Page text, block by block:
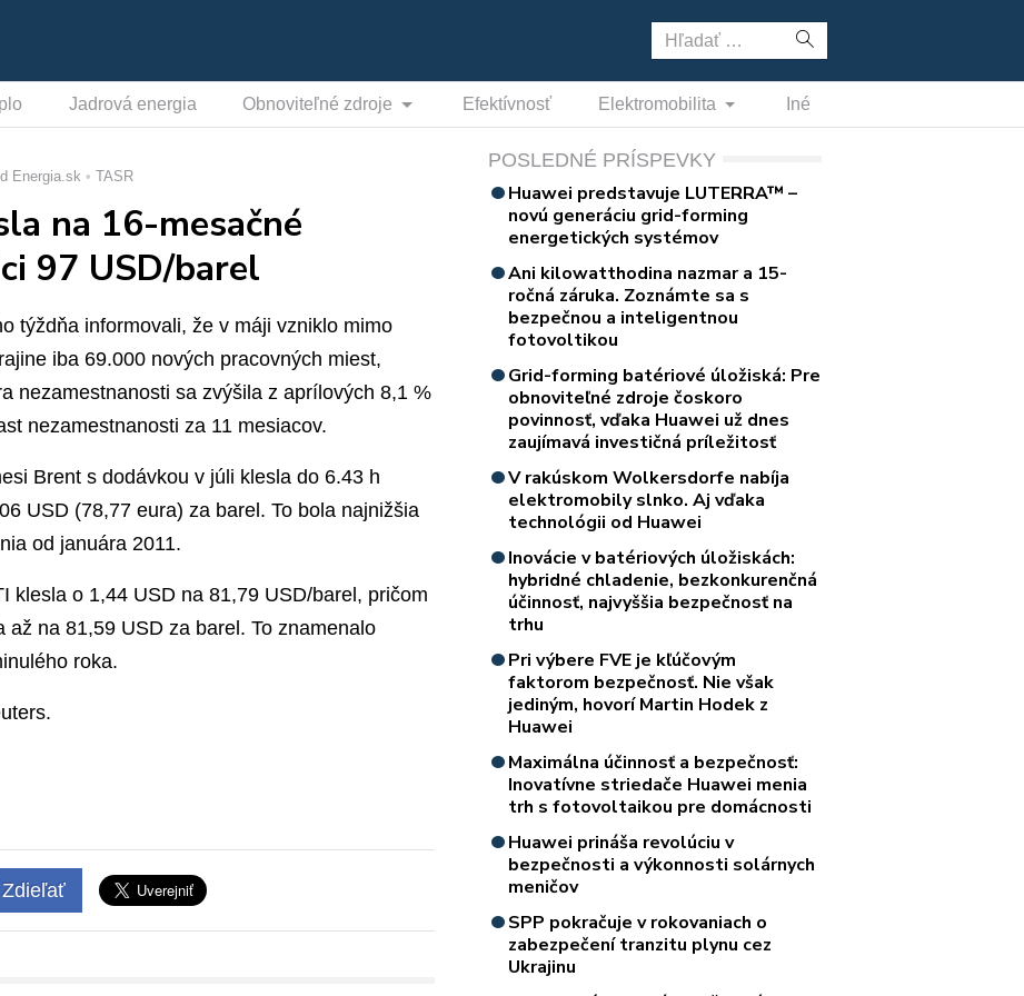
Hľadať:
Jadrová energia Obnoviteľné zdroje Efektívnosť Elektromobilita Iné
Energia.sk TASR
na 16-mesačné
97 USD/barel
týždňa informovali, že v máji vzniklo mimo
iba 69.000 nových pracovných miest,
nezamestnanosti sa zvýšila z aprílových 8,1 %
nezamestnanosti za 11 mesiacov.
Brent s dodávkou v júli klesla do 6.43 h
USD (78,77 eura) za barel. To bola najnižšia
od januára 2011.
klesla o 1,44 USD na 81,79 USD/barel, pričom
až na 81,59 USD za barel. To znamenalo
roka.
Zdieľať
POSLEDNÉ PRÍSPEVKY
Huawei predstavuje LUTERRA™ –
novú generáciu grid-forming
energetických systémov
Ani kilowatthodina nazmar a 15-
ročná záruka. Zoznámte sa s
bezpečnou a inteligentnou
fotovoltikou
Grid-forming batériové úložiská: Pre
obnoviteľné zdroje čoskoro
povinnosť, vďaka Huawei už dnes
zaujímavá investičná príležitosť
V rakúskom Wolkersdorfe nabíja
elektromobily slnko. Aj vďaka
technológii od Huawei
Inovácie v batériových úložiskách:
hybridné chladenie, bezkonkurenčná
účinnosť, najvyššia bezpečnosť na
trhu
Pri výbere FVE je kľúčovým
faktorom bezpečnosť. Nie však
jediným, hovorí Martin Hodek z
Huawei
Maximálna účinnosť a bezpečnosť:
Inovatívne striedače Huawei menia
trh s fotovoltaikou pre domácnosti
Huawei prináša revolúciu v
bezpečnosti a výkonnosti solárnych
meničov
SPP pokračuje v rokovaniach o
zabezpečení tranzitu plynu cez
Ukrajinu